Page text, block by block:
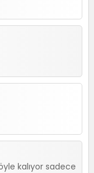
kalıyor sadece